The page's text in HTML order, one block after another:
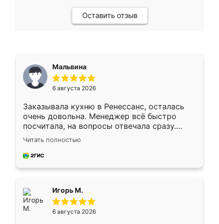
Оставить отзыв
Мальвина
6 августа 2026
Заказывала кухню в Ренессанс, осталась
очень довольна. Менеджер всё быстро
посчитала, на вопросы отвечала сразу.
Замерщик приехал в субботу, подошёл к
делу со всей ответственностью. Собрали
за день, ребята работали аккуратно, даже
Читать полностью
Игорь М.
6 августа 2026